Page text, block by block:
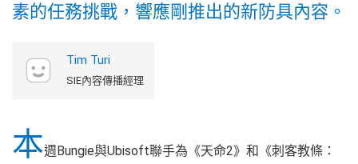
素的任務挑戰，響應剛推出的新防具內容。
Tim Turi
SIE內容傳播經理
本週Bungie與Ubisoft聯手為《天命2》和《刺客教條：